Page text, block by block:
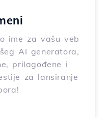
ime za vašu veb
AI generatora,
prilagođene i
za lansiranje